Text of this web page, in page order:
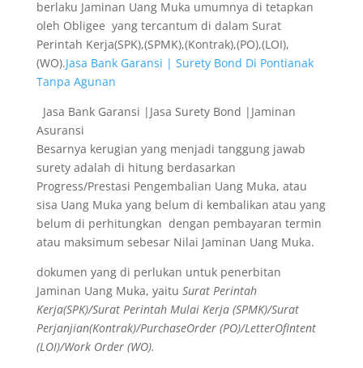
berlaku Jaminan Uang Muka umumnya di tetapkan
oleh Obligee yang tercantum di dalam Surat
Perintah Kerja(SPK),(SPMK),(Kontrak),(PO),(LOI),
(WO).Jasa Bank Garansi | Surety Bond Di Pontianak
Tanpa Agunan
Jasa Bank Garansi |Jasa Surety Bond |Jaminan
Asuransi
Besarnya kerugian yang menjadi tanggung jawab
surety adalah di hitung berdasarkan
Progress/Prestasi Pengembalian Uang Muka, atau
sisa Uang Muka yang belum di kembalikan atau yang
belum di perhitungkan dengan pembayaran termin
atau maksimum sebesar Nilai Jaminan Uang Muka.
dokumen yang di perlukan untuk penerbitan
Jaminan Uang Muka, yaitu Surat Perintah
Kerja(SPK)/Surat Perintah Mulai Kerja (SPMK)/Surat
Perjanjian(Kontrak)/PurchaseOrder (PO)/LetterOfIntent
(LOI)/Work Order (WO).